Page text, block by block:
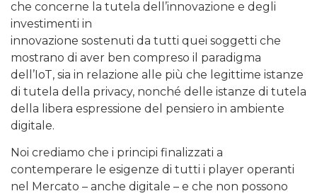
che concerne la tutela dell’innovazione e degli
investimenti in
innovazione sostenuti da tutti quei soggetti che
mostrano di aver ben compreso il paradigma
dell’IoT, sia in relazione alle più che legittime istanze
di tutela della privacy, nonché delle istanze di tutela
della libera espressione del pensiero in ambiente
digitale.
Noi crediamo che i principi finalizzati a
contemperare le esigenze di tutti i player operanti
nel Mercato – anche digitale – e che non possono